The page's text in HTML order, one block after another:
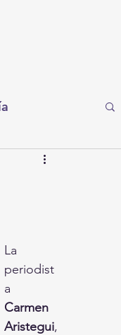
Torreón
de la Historia
La
periodist
a
Carmen
Aristegui,